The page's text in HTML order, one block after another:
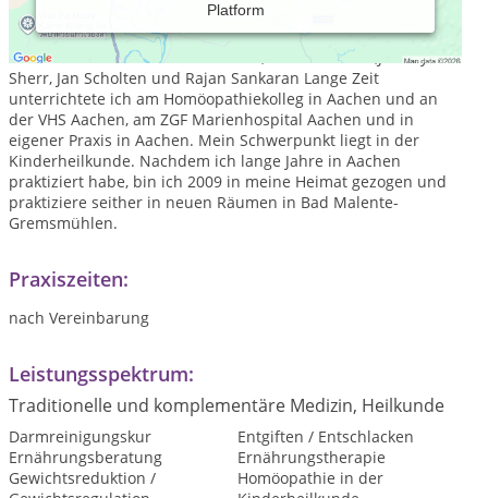
Platform
Seit meiner Ausbildung 1995 beschäftige ich mich mit der
Klassischen Homöopathie, ausgebildet wurde ich u.a. bei
Stefan Reis und Michael Terlinden, Anne Schadde,Jeremy
Sherr, Jan Scholten und Rajan Sankaran Lange Zeit
unterrichtete ich am Homöopathiekolleg in Aachen und an
der VHS Aachen, am ZGF Marienhospital Aachen und in
eigener Praxis in Aachen. Mein Schwerpunkt liegt in der
Kinderheilkunde. Nachdem ich lange Jahre in Aachen
praktiziert habe, bin ich 2009 in meine Heimat gezogen und
praktiziere seither in neuen Räumen in Bad Malente-
Gremsmühlen.
Praxiszeiten:
nach Vereinbarung
Leistungsspektrum:
Traditionelle und komplementäre Medizin, Heilkunde
Darmreinigungskur
Entgiften / Entschlacken
Ernährungsberatung
Ernährungstherapie
Gewichtsreduktion /
Homöopathie in der